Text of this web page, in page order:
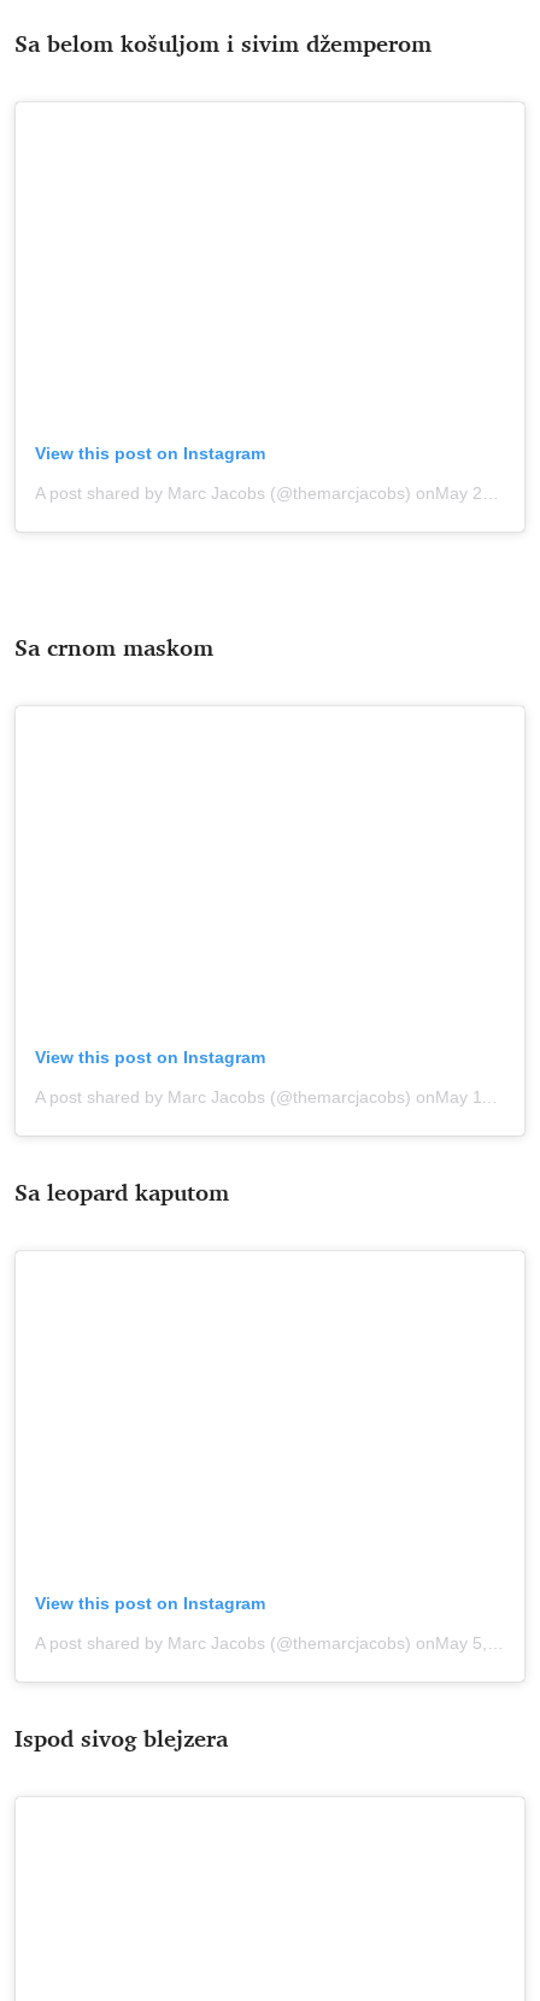
Sa belom košuljom i sivim džemperom
View this post on Instagram
A post shared by Marc Jacobs (@themarcjacobs) onMay 20, 2020 at 1:02pm PDT
Sa crnom maskom
View this post on Instagram
A post shared by Marc Jacobs (@themarcjacobs) onMay 11, 2020 at 9:57am PDT
Sa leopard kaputom
View this post on Instagram
A post shared by Marc Jacobs (@themarcjacobs) onMay 5, 2020 at 11:08am PDT
Ispod sivog blejzera